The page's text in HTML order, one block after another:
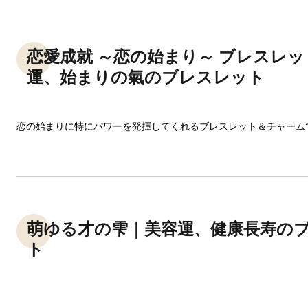
恋愛成就 ～恋の始まり～ ブレスレ
運、始まりの氣のブレスレット
恋の始まりに特にパワーを発揮してくれるブレスレット＆チャーム
萌ゆる才の雫｜美容運、健康長寿の
ト